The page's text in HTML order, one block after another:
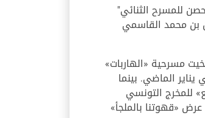
للمسرح الثنائي"
سلطان بن محمد القاسمي
مسرحية «الهاربات»
الماضي. بينما
للمخرج التونسي
«قهوتنا بالملجأ»